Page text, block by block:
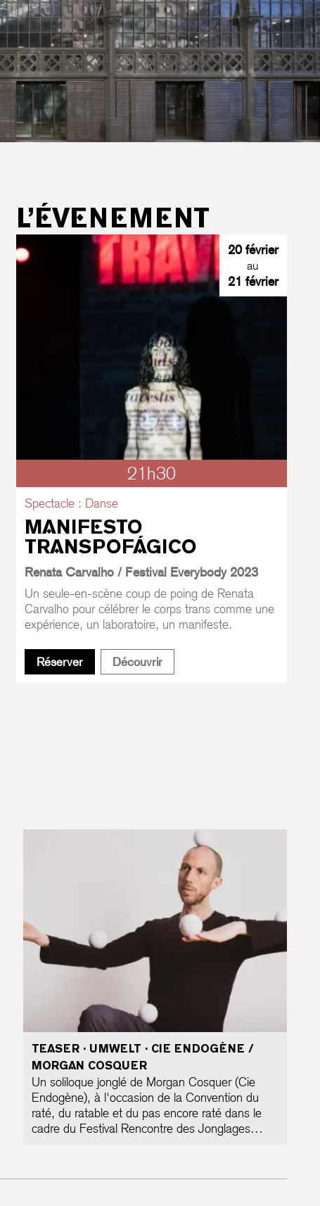
L’ÉVENEMENT
20 février
au
21 février
21h30
Spectacle : Danse
MANIFESTO
TRANSPOFÁGICO
Renata Carvalho / Festival Everybody 2023
Un seule-en-scène coup de poing de Renata
Carvalho pour célébrer le corps trans comme une
expérience, un laboratoire, un manifeste.
RéserverManifesto Transpofágico
DécouvrirManifesto Transpofágico
TEASER · UMWELT · CIE ENDOGÈNE /
MORGAN COSQUER
Un soliloque jonglé de Morgan Cosquer (Cie
Endogène), à l'occasion de la Convention du
raté, du ratable et du pas encore raté dans le
cadre du Festival Rencontre des Jonglages…